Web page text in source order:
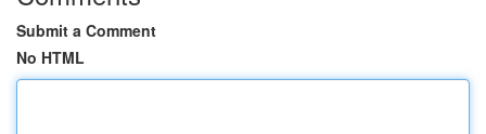
Submit a Comment
No HTML